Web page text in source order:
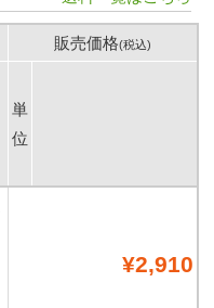
販売価格(税込)
単
位
¥2,910